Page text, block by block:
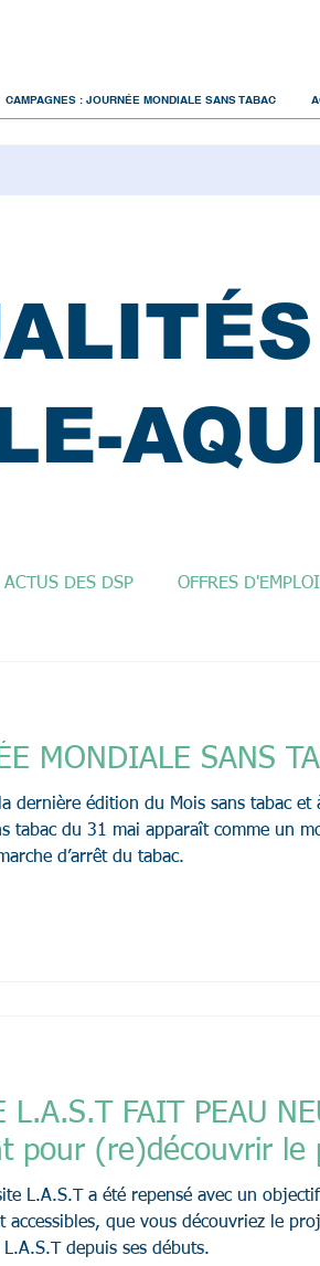
CAMPAGNES : JOURNÉE MONDIALE SANS TABAC
ACTUS DES DSP OFFRES
MONDIALE SANS
dernière édition du Mois sans tabac
tabac du 31 mai apparaît comme un
d’arrêt du tabac.
L.A.S.T FAIT PEAU
pour (re)découvrir le
L.A.S.T a été repensé avec un
accessibles, que vous découvriez le
depuis ses débuts.